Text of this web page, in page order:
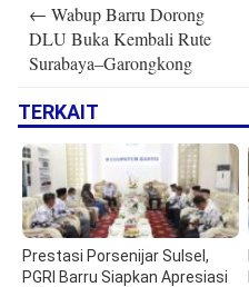
navigation
← Wabup Barru Dorong
DLU Buka Kembali Rute
Surabaya–Garongkong
TERKAIT
Prestasi Porsenijar Sulsel,
PGRI Barru Siapkan Apresiasi